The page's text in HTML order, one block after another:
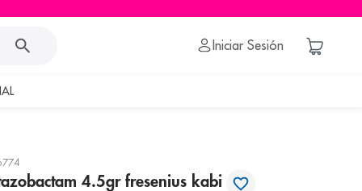
Iniciar Sesión
4.5gr fresenius kabi